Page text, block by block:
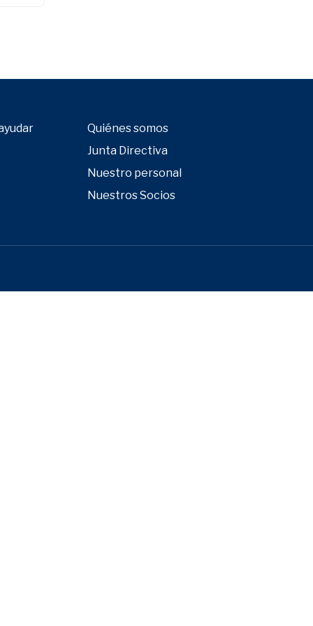
Quiénes somos
Junta Directiva
Nuestro personal
Nuestros Socios